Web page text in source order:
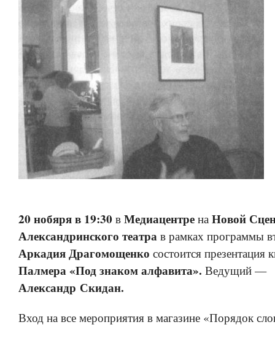
20 нобяря в 19:30 в Медиацентре на Новой
Александринского театра в рамках программы
Аркадия Драгомощенко состоится презентация
Палмера «Под знаком алфавита». Ведущий —
Александр Скидан.
Вход на все мероприятия в магазине «Порядок